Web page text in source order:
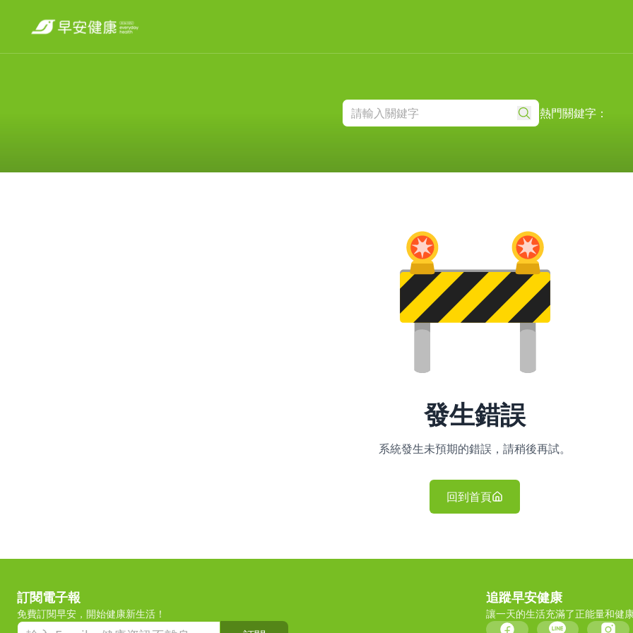
熱門關鍵字：
發生錯誤
系統發生未預期的錯誤，請稍後再試。
回到首頁
訂閱電子報
免費訂閱早安，開始健康新生活！
追蹤早安健康
讓一天的生活充滿了正能量和健